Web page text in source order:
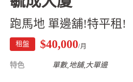
跑馬地 單邊舖!特平租!
租盤 $40,000/月
特色 單數,地舖,大單邊